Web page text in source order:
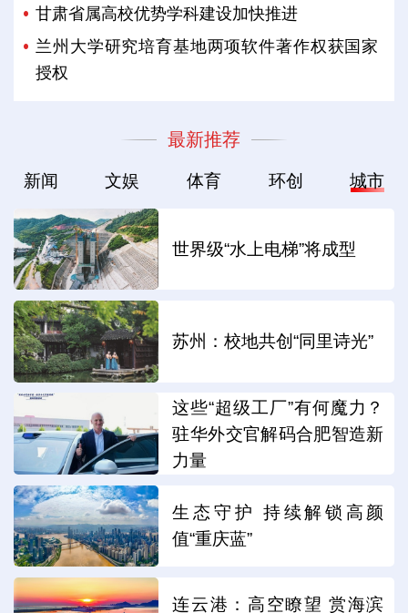
甘肃省属高校优势学科建设加快推进
兰州大学研究培育基地两项软件著作权获国家
授权
最新推荐
新闻 文娱 体育 环创 城市
世界级“水上电梯”将成型
苏州：校地共创“同里诗光”
这些“超级工厂”有何魔力？
驻华外交官解码合肥智造新
力量
生态守护 持续解锁高颜
值“重庆蓝”
连云港：高空瞭望 赏海滨